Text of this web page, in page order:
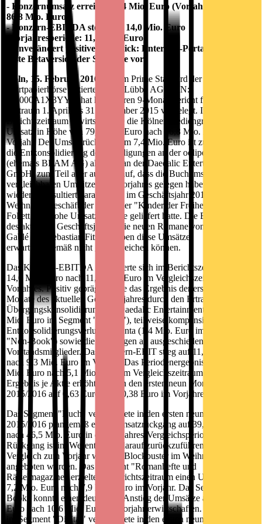
- Konzernumsatz erreicht 79,4 Mio. Euro (Vorjahresperiode:
86,8 Mio. Euro)
- Konzern-EBITDA steigt auf 14,0 Mio. Euro
(Vorjahresperiode: 11,5 Mio. Euro)
- Unverändert positiver Ausblick: Entertain-Portal oolipo legt
erste Betaversion der Software vor
Köln, 15. Februar 2016.
Die im Prime Standard der Frankfurter
Wertpapierbörse notierte Bastei Lübbe AG (ISIN:
DE000A1X3YY0) hat heute ihren 9-Monatsbericht für den
Zeitraum 1. April bis 31. Dezember 2015 vorgelegt. Im
Berichtszeitraum erwirtschaftete die Kölner Mediengruppe einen
Umsatz in Höhe von 79,4 Mio. Euro nach 86,8 Mio. Euro im
Vorjahr. Der Umsatzrückgang um 7,4 Mio. Euro ist zum Teil auf
die Entkonsolidierung der Beteiligungen an der oolipo AG
(ehemals BEAM AG) als auch an der Daedalic Entertainment
GmbH, zum Teil aber auch darauf, dass die Buchumsätze unter den
vergleichbaren Umsätzen des Vorjahres gelegen haben. Dies
wiederum resultiert daraus, dass im Geschäftsjahr 2014/2015 im
Weihnachtsgeschäft der Bestseller "Kinder der Freiheit" von Ken
Follett sehr hohe Umsatzbeiträge geliefert hatte. Die Blockbuster
des aktuellen Geschäftsjahres, die neuen Romane von Rebecca
Gablé und Sebastian Fitzek, haben diese Umsätze
erwartungsgemäß nicht ganz erreichen können.
Das Konzern-EBITDA verbesserte sich im Berichtszeitraum auf
14,0 Mio. Euro nach 11,4 Mio. Euro im Vergleichszeitraum des
Vorjahres. Positiv geprägt wurde das Ergebnis der ersten neun
Monate des aktuellen Geschäftsjahres durch den Ertrag aus der
Übergangskonsolidierung der Daedalic Entertainment GmbH (6,4
Mio. Euro im Segment "Digital"), teilweise kompensiert durch den
Entkonsolidierungsverlust Präsenta (1,4 Mio. Euro im Segment
"Non-Book") sowie die Zahlungen an ausgeschiedene
Vorstandsmitglieder. Das Konzern-EBIT stieg auf 11,8 Mio. Euro
nach 9,3 Mio. Euro im Vorjahr. Das Periodenergebnis erreichte 8,4
Mio. Euro nach 5,1 Mio. Euro im Vergleichszeitraum. Das
Ergebnis je Aktie erhöhte sich in den ersten neun Monaten
2015/2016 auf 0,63 Euro nach 0,38 Euro im Vorjahreszeitraum.
Das Segment "Buch" verzeichnete in den ersten neun Monaten
2015/2016 plangemäß einen Umsatzrückgang auf 39,7 Mio. Euro
nach 46,5 Mio. Euro in der Vorjahres-Vergleichsperiode. Der
Rückgang ist im Wesentlichen darauf zurückzuführen, dass im
Vergleich zum Vorjahr weniger Blockbuster im Weihnachtsgeschäft
angeboten wurden. Das Segment "Romanhefte und
Rätselmagazine" erzielte im Berichtszeitraum einen Umsatz von
7,2 Mio. Euro nach 7,9 Mio. Euro im Vorjahr. Das Segment "Non-
Book" konnte einen deutlichen Anstieg der Umsätze auf 12,8 Mio.
Euro nach 10,6 Mio. Euro im Vorjahr erwirtschaften. Der Umsatz
im Segment "Digital" verzeichnete in den ersten neun Monaten